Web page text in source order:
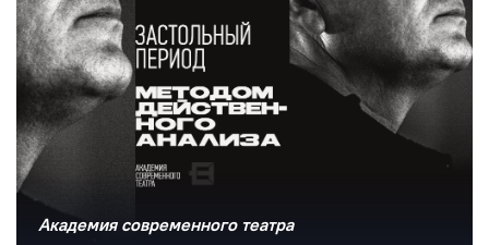
Академия современного театра